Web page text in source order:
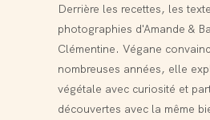
Derrière les recettes, les
photographies d'Amande &
Clémentine. Végane
nombreuses années, elle
végétale avec curiosité et
découvertes avec la même